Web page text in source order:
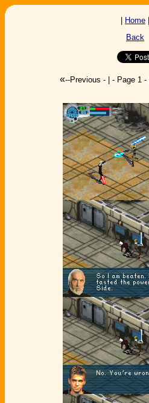
Home
Back
«--Previous - | - Page 1 - |